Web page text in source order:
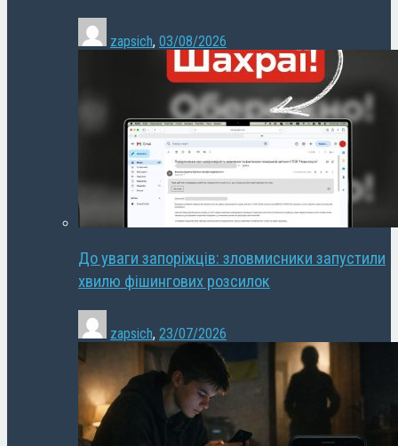
zapsich, 03/08/2026
До уваги запоріжців: зловмисники запустили
хвилю фішингових розсилок
zapsich, 23/07/2026